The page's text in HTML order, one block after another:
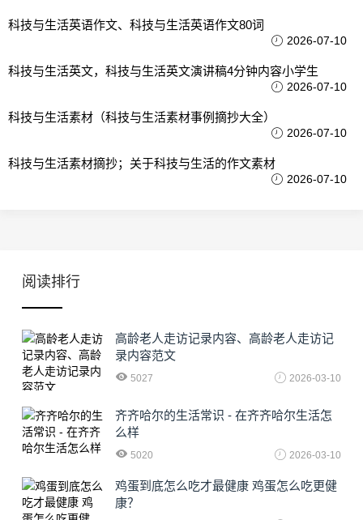
科技与生活英语作文、科技与生活英语作文80词
2026-07-10
科技与生活英文，科技与生活英文演讲稿4分钟内容小学生
2026-07-10
科技与生活素材（科技与生活素材事例摘抄大全）
2026-07-10
科技与生活素材摘抄；关于科技与生活的作文素材
2026-07-10
阅读排行
高龄老人走访记录内容、高龄老人走访记
录内容范文
5027 2026-03-10
齐齐哈尔的生活常识 - 在齐齐哈尔生活怎
么样
5020 2026-03-10
鸡蛋到底怎么吃才最健康 鸡蛋怎么吃更健
康？